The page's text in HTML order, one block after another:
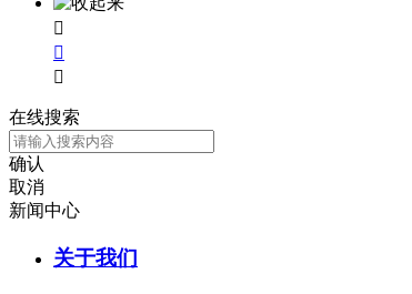



在线搜索
确认
取消
新闻中心
关于我们